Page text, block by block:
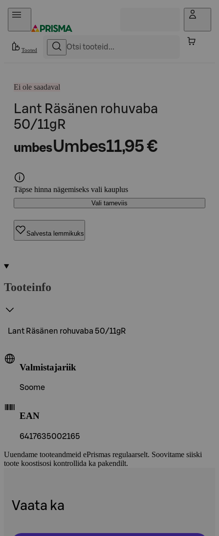
Otse sisu juurde
Tooted
Ei ole saadaval
Lant Räsänen rohuvaba
50/11gR
umbesUmbes11,95 €
Täpse hinna nägemiseks vali kauplus
Vali tarneviis
Salvesta lemmikuks
Tooteinfo
Lant Räsänen rohuvaba 50/11gR
Valmistajariik
Soome
EAN
6417635002165
Uuendame tooteandmeid ePrismas regulaarselt. Soovitame siiski
toote koostisosi kontrollida ka pakendilt.
Vaata ka